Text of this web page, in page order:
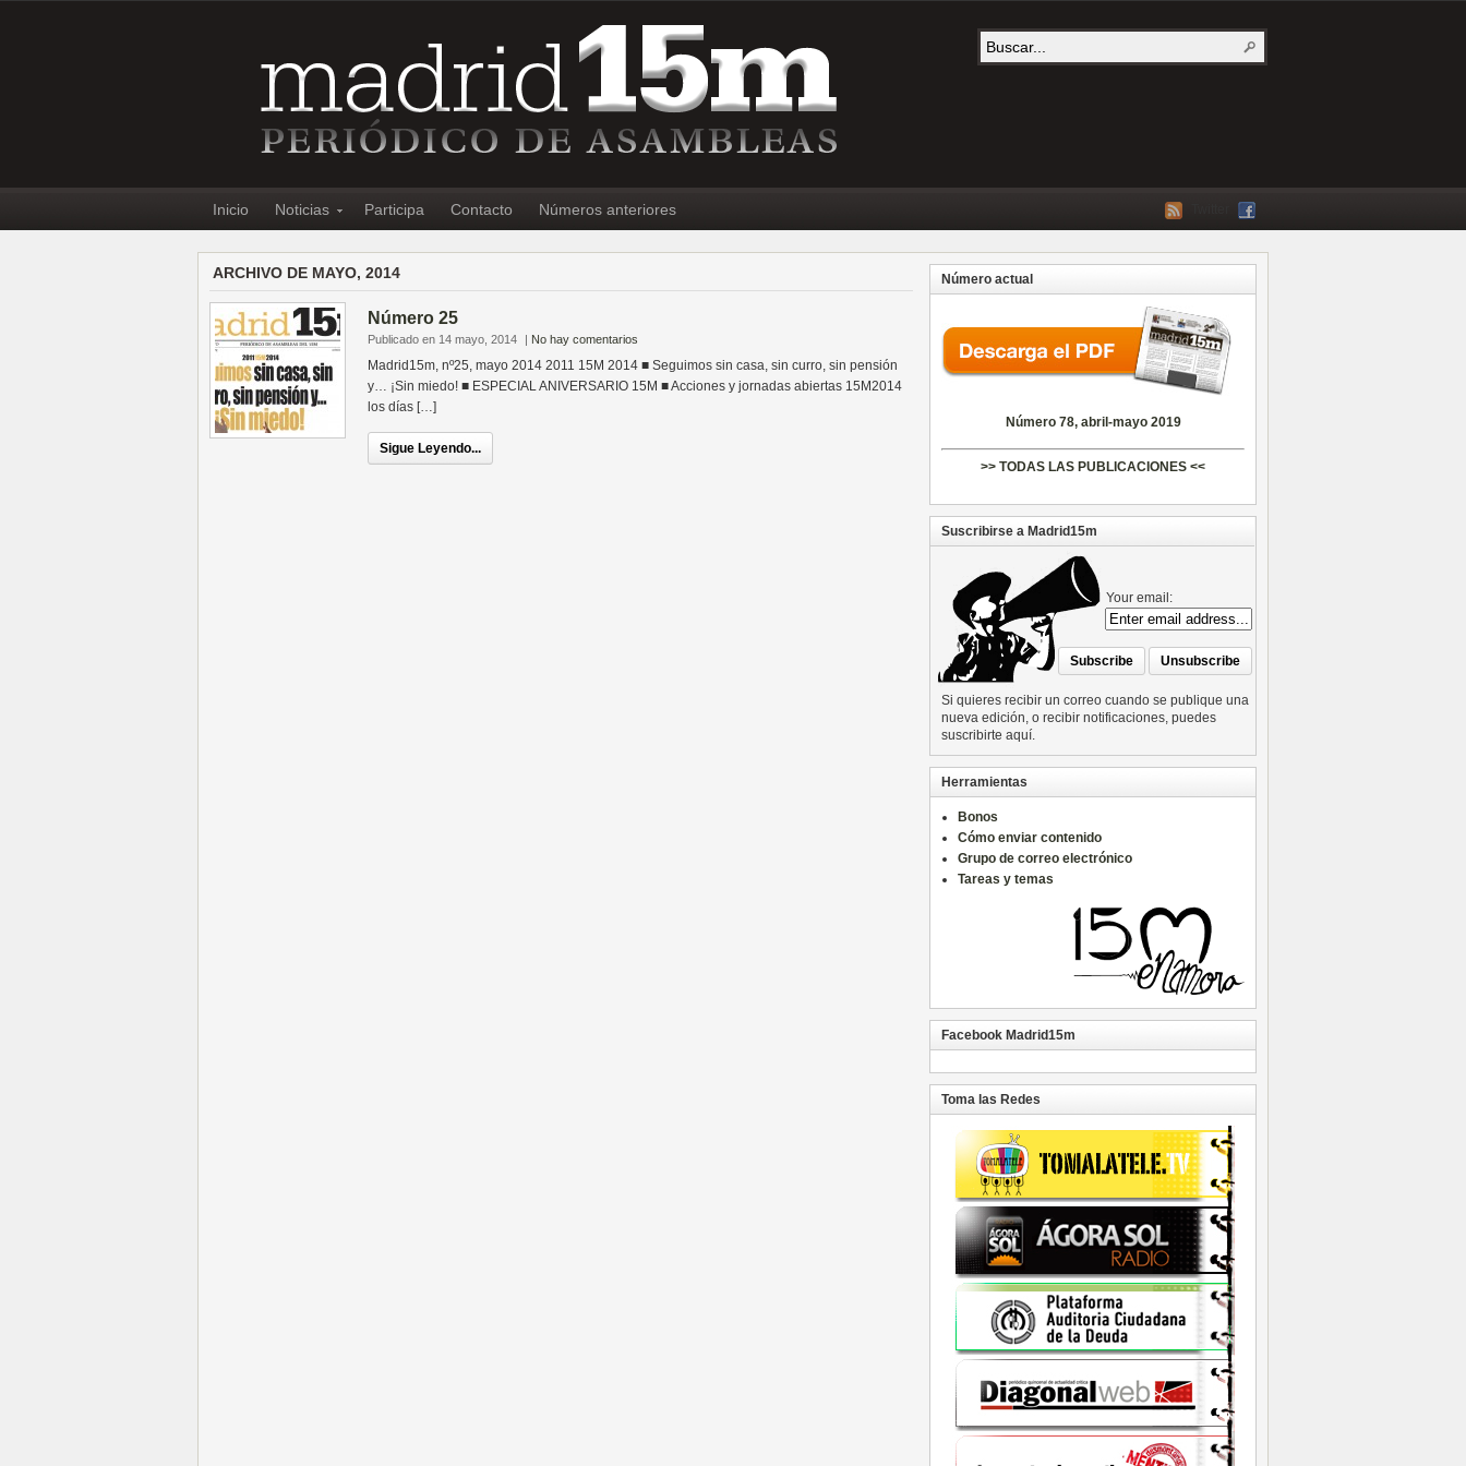
Inicio Noticias Participa Contacto Números anteriores
ARCHIVO DE MAYO, 2014
Número 25
Publicado en 14 mayo, 2014 | No hay comentarios
Madrid15m, nº25, mayo 2014 2011 15M 2014 ■ Seguimos sin casa, sin curro, sin pensión
y… ¡Sin miedo! ■ ESPECIAL ANIVERSARIO 15M ■ Acciones y jornadas abiertas 15M2014
los días […]
Sigue Leyendo...
Número actual
Número 78, abril-mayo 2019
>> TODAS LAS PUBLICACIONES <<
Suscribirse a Madrid15m
Your email:
Si quieres recibir un correo cuando se publique una
nueva edición, o recibir notificaciones, puedes
suscribirte aquí.
Herramientas
Bonos
Cómo enviar contenido
Grupo de correo electrónico
Tareas y temas
Facebook Madrid15m
Toma las Redes